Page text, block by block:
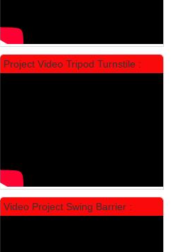
Project Video Tripod Turnstile :
Video Project Swing Barrier :